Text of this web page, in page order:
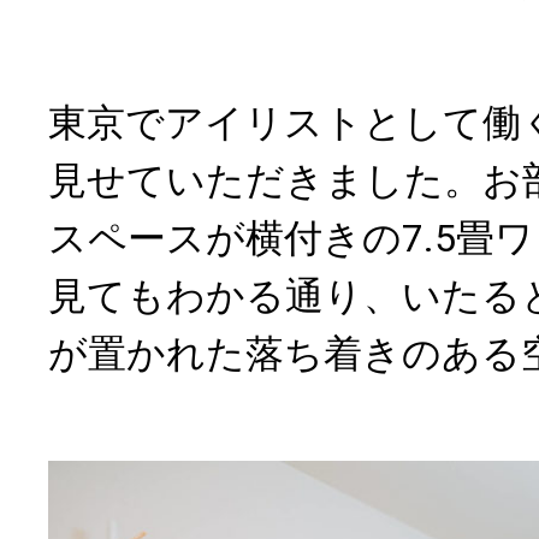
東京でアイリストとして働
見せていただきました。
スペースが横付きの7.5畳
見てもわかる通り、いたる
が置かれた落ち着きのある